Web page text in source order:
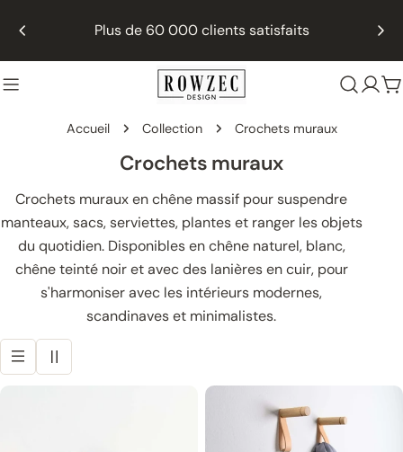
contenu
60 000 clients satisfaits
Accueil Collection Crochets muraux
C
l
l
e
c
t
Crochets muraux
Crochets muraux en chêne massif pour suspendre
manteaux, sacs, serviettes, plantes et ranger les objets
du quotidien. Disponibles en chêne naturel, blanc,
chêne teinté noir et avec des lanières en cuir, pour
s'harmoniser avec les intérieurs modernes,
scandinaves et minimalistes.